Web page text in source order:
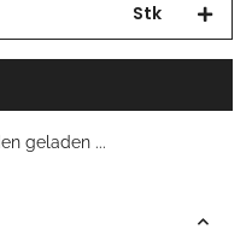
Stk
geladen ...